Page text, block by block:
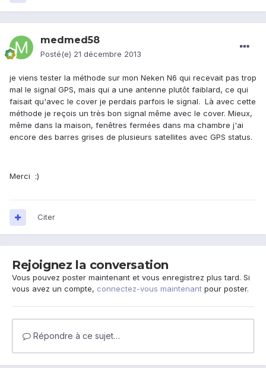
medmed58
Posté(e) 21 décembre 2013
je viens tester la méthode sur mon Neken N6 qui recevait pas trop
mal le signal GPS, mais qui a une antenne plutôt faiblard, ce qui
faisait qu'avec le cover je perdais parfois le signal. Là avec cette
méthode je reçois un très bon signal même avec le cover. Mieux,
même dans la maison, fenêtres fermées dans ma chambre j'ai
encore des barres grises de plusieurs satellites avec GPS status.
Merci :)
Citer
Rejoignez la conversation
Vous pouvez poster maintenant et vous enregistrez plus tard. Si
vous avez un compte, connectez-vous maintenant pour poster.
Répondre à ce sujet…